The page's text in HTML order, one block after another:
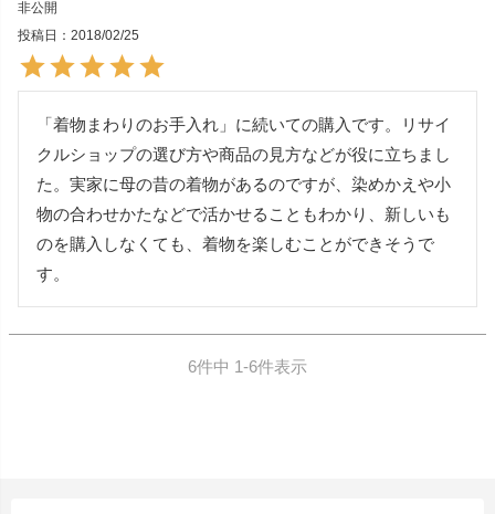
非公開
投稿日
2018/02/25
「着物まわりのお手入れ」に続いての購入です。リサイ
クルショップの選び方や商品の見方などが役に立ちまし
た。実家に母の昔の着物があるのですが、染めかえや小
物の合わせかたなどで活かせることもわかり、新しいも
のを購入しなくても、着物を楽しむことができそうで
6件中 1-6件表示